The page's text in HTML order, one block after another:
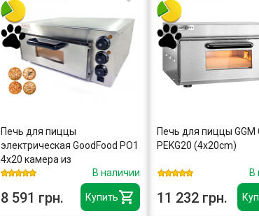
Купить
Печь для пиццы
электрическая GoodFood PO1
4х20 камера из
нержавеющей сталиВ наличии
8 591 грн.
Печь для пиццы GGM
PEKG20 (4x20cm)
В
11 232 грн.